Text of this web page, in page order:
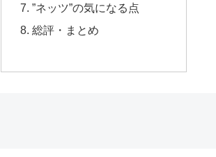
”ネッツ”の気になる点
総評・まとめ